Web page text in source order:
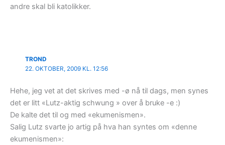
andre skal bli katolikker.
TROND
22. OKTOBER, 2009 KL. 12:56
Hehe, jeg vet at det skrives med -ø nå til dags, men synes
det er litt «Lutz-aktig schwung » over å bruke -e :)
De kalte det til og med «ekumenismen».
Salig Lutz svarte jo artig på hva han syntes om «denne
ekumenismen»: